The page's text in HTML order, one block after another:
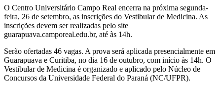
O Centro Universitário Campo Real encerra na próxima segunda-
feira, 26 de setembro, as inscrições do Vestibular de Medicina. As
inscrições devem ser realizadas pelo site
guarapuava.camporeal.edu.br, até às 14h.
Serão ofertadas 46 vagas. A prova será aplicada presencialmente em
Guarapuava e Curitiba, no dia 16 de outubro, com início às 14h. O
Vestibular de Medicina é organizado e aplicado pelo Núcleo de
Concursos da Universidade Federal do Paraná (NC/UFPR).